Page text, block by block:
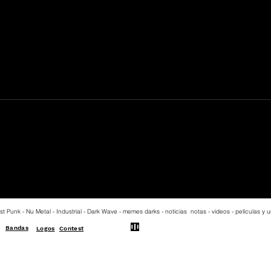
Punk - Nu Metal - Industrial - Dark Wave - memes darks - noticias notas - videos - películas y
Bandas Logos Contest